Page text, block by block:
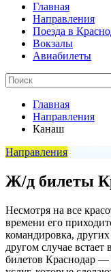
Главная
Направления
Поезда в
Вокзалы
Авиабилеты
Главная
Направления
Канаш
Направления
Ж/д билеты
Несмотря на все
времени его
командировка,
другом случае
билетов Краснодар